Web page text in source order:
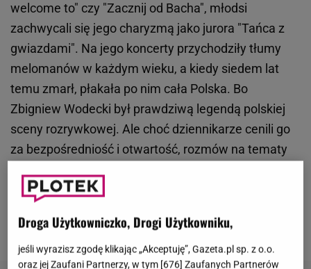
welcome to" czy "Zacznij od Bacha", młodsi
zachwycali się jego charyzmą jako jurora "Tańca z
gwiazdami". Na jego koncerty przychodziły tłumy
melomanów w każdym wieku, a kiedy siedem lat
temu zmarł, płakała po nim cała Polska. Bo
Zbigniew Wodecki był prawdziwą legendą polskiej
sceny rozrywkowej. Ale choć dziennikarze cenili go
za bezpośredniość i otwartość, rozmów na tematy
wiedzieli o wielkiej miłości muzyka do żony i trójki
wyszły też inne fakty.
Droga Użytkowniczko, Drogi Użytkowniku,
jeśli wyrazisz zgodę klikając „Akceptuję”, Gazeta.pl sp. z o.o.
oraz jej Zaufani Partnerzy, w tym [676] Zaufanych Partnerów